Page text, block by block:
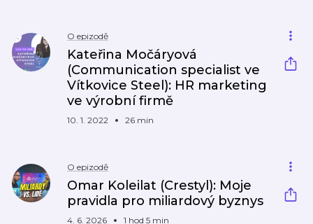
O epizodě
Kateřina Močáryová
(Communication specialist ve
Vítkovice Steel): HR marketing
ve výrobní firmě
10. 1. 2022 26 min
O epizodě
Omar Koleilat (Crestyl): Moje
pravidla pro miliardový byznys
4. 6. 2026 1 hod 5 min